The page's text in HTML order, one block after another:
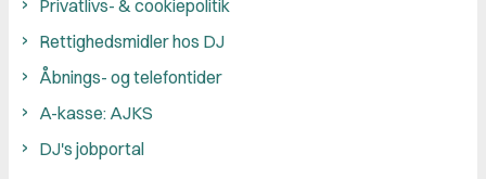
Privatlivs- & cookiepolitik
Rettighedsmidler hos DJ
Åbnings- og telefontider
A-kasse: AJKS
DJ's jobportal